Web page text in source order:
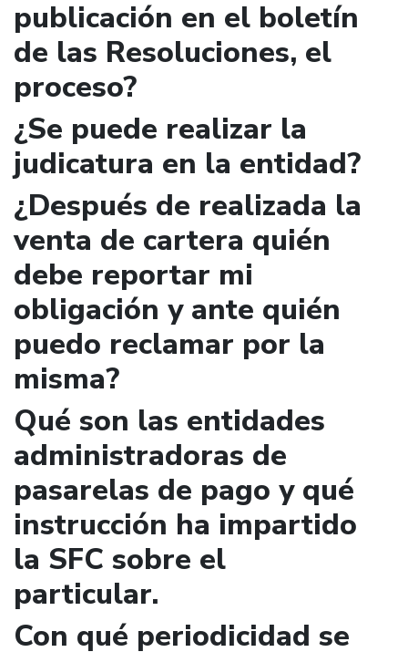
publicación en el boletín
de las Resoluciones, el
proceso?
¿Se puede realizar la
judicatura en la entidad?
¿Después de realizada la
venta de cartera quién
debe reportar mi
obligación y ante quién
puedo reclamar por la
misma?
Qué son las entidades
administradoras de
pasarelas de pago y qué
instrucción ha impartido
la SFC sobre el
particular.
Con qué periodicidad se